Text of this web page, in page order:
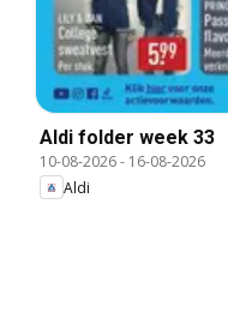
Aldi folder week 33
10-08-2026- 16-08-2026
Aldi